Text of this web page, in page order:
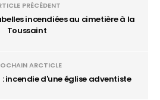
PRÉCÉDENT
incendiées au cimetière à la
Toussaint
ARCTICLE
incendie d'une église adventiste